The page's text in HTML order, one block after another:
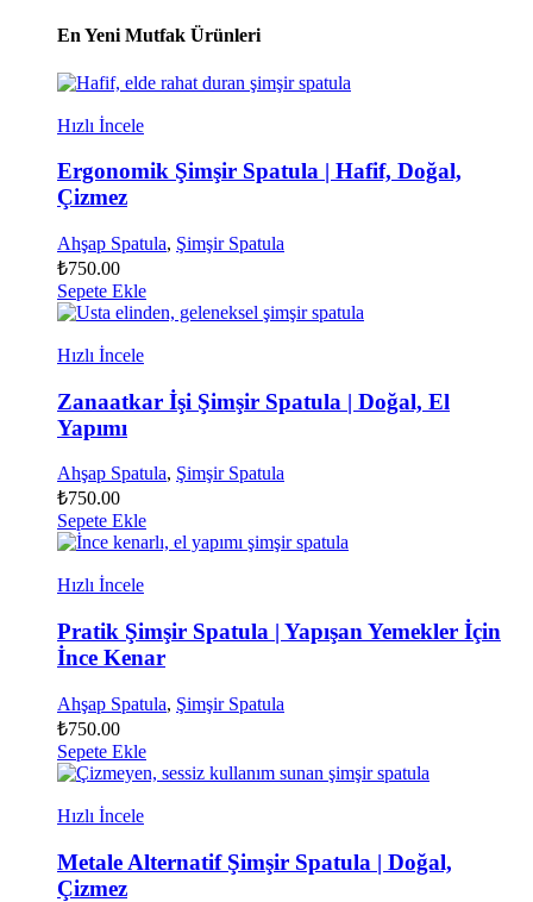
En Yeni Mutfak Ürünleri
Hızlı İncele
Ergonomik Şimşir Spatula | Hafif, Doğal,
Çizmez
Ahşap Spatula, Şimşir Spatula
₺750.00
Sepete Ekle
Hızlı İncele
Zanaatkar İşi Şimşir Spatula | Doğal, El
Yapımı
Ahşap Spatula, Şimşir Spatula
₺750.00
Sepete Ekle
Hızlı İncele
Pratik Şimşir Spatula | Yapışan Yemekler İçin
İnce Kenar
Ahşap Spatula, Şimşir Spatula
₺750.00
Sepete Ekle
Hızlı İncele
Metale Alternatif Şimşir Spatula | Doğal,
Çizmez